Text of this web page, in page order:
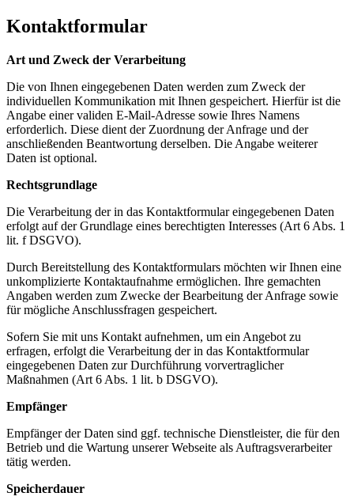
Kontaktformular
Art und Zweck der Verarbeitung
Die von Ihnen eingegebenen Daten werden zum Zweck der
individuellen Kommunikation mit Ihnen gespeichert. Hierfür ist die
Angabe einer validen E-Mail-Adresse sowie Ihres Namens
erforderlich. Diese dient der Zuordnung der Anfrage und der
anschließenden Beantwortung derselben. Die Angabe weiterer
Daten ist optional.
Rechtsgrundlage
Die Verarbeitung der in das Kontaktformular eingegebenen Daten
erfolgt auf der Grundlage eines berechtigten Interesses (Art 6 Abs. 1
lit. f DSGVO).
Durch Bereitstellung des Kontaktformulars möchten wir Ihnen eine
unkomplizierte Kontaktaufnahme ermöglichen. Ihre gemachten
Angaben werden zum Zwecke der Bearbeitung der Anfrage sowie
für mögliche Anschlussfragen gespeichert.
Sofern Sie mit uns Kontakt aufnehmen, um ein Angebot zu
erfragen, erfolgt die Verarbeitung der in das Kontaktformular
eingegebenen Daten zur Durchführung vorvertraglicher
Maßnahmen (Art 6 Abs. 1 lit. b DSGVO).
Empfänger
Empfänger der Daten sind ggf. technische Dienstleister, die für den
Betrieb und die Wartung unserer Webseite als Auftragsverarbeiter
tätig werden.
Speicherdauer